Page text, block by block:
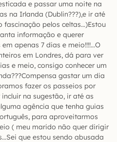
e passar uma noite na
na Irlanda (Dublin???),e ir até
fascinação pelos celtas…)Estou
informação e querer
apenas 7 dias e meio!!!!…O
em Londres, dá para ver
e meio, consigo conhecer um
gastar um dia
fazer os passeios por
na sugestão, ir até as
agência que tenha guias
para aproveitarmos
( meu marido não quer dirigir
que estou sendo abusada